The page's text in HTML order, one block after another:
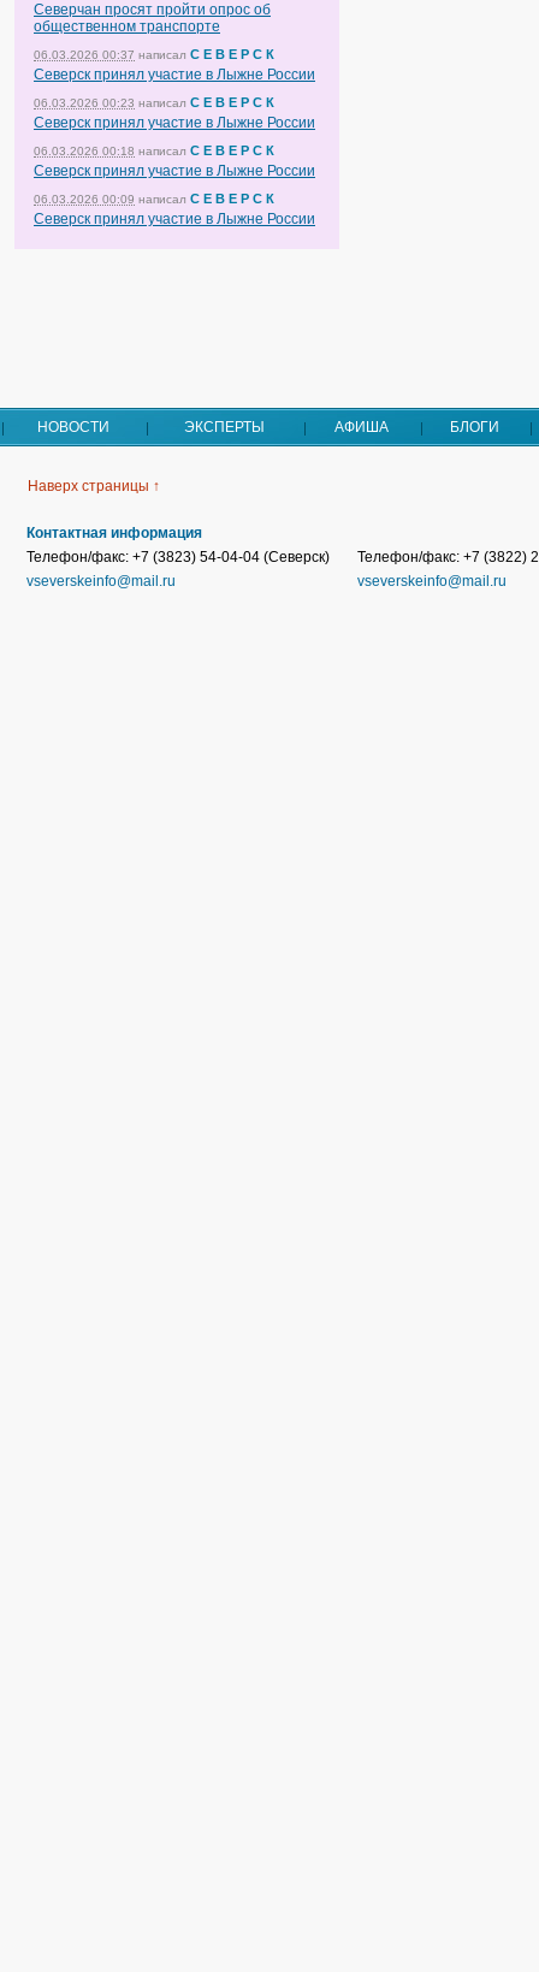
Северчан просят пройти опрос об
общественном транспорте
06.03.2026 00:37 написал С Е В Е Р С К
Северск принял участие в Лыжне России
06.03.2026 00:23 написал С Е В Е Р С К
Северск принял участие в Лыжне России
06.03.2026 00:18 написал С Е В Е Р С К
Северск принял участие в Лыжне России
06.03.2026 00:09 написал С Е В Е Р С К
Северск принял участие в Лыжне России
НОВОСТИ ЭКСПЕРТЫ АФИША БЛОГИ
Наверх страницы ↑
Контактная информация
Телефон/факс: +7 (3823) 54-04-04 (Северск)
vseverskeinfo@mail.ru
Телефон/факс: +7 (3822)
vseverskeinfo@mail.ru